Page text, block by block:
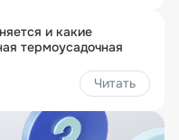
и какие
термоусадочная
Читать